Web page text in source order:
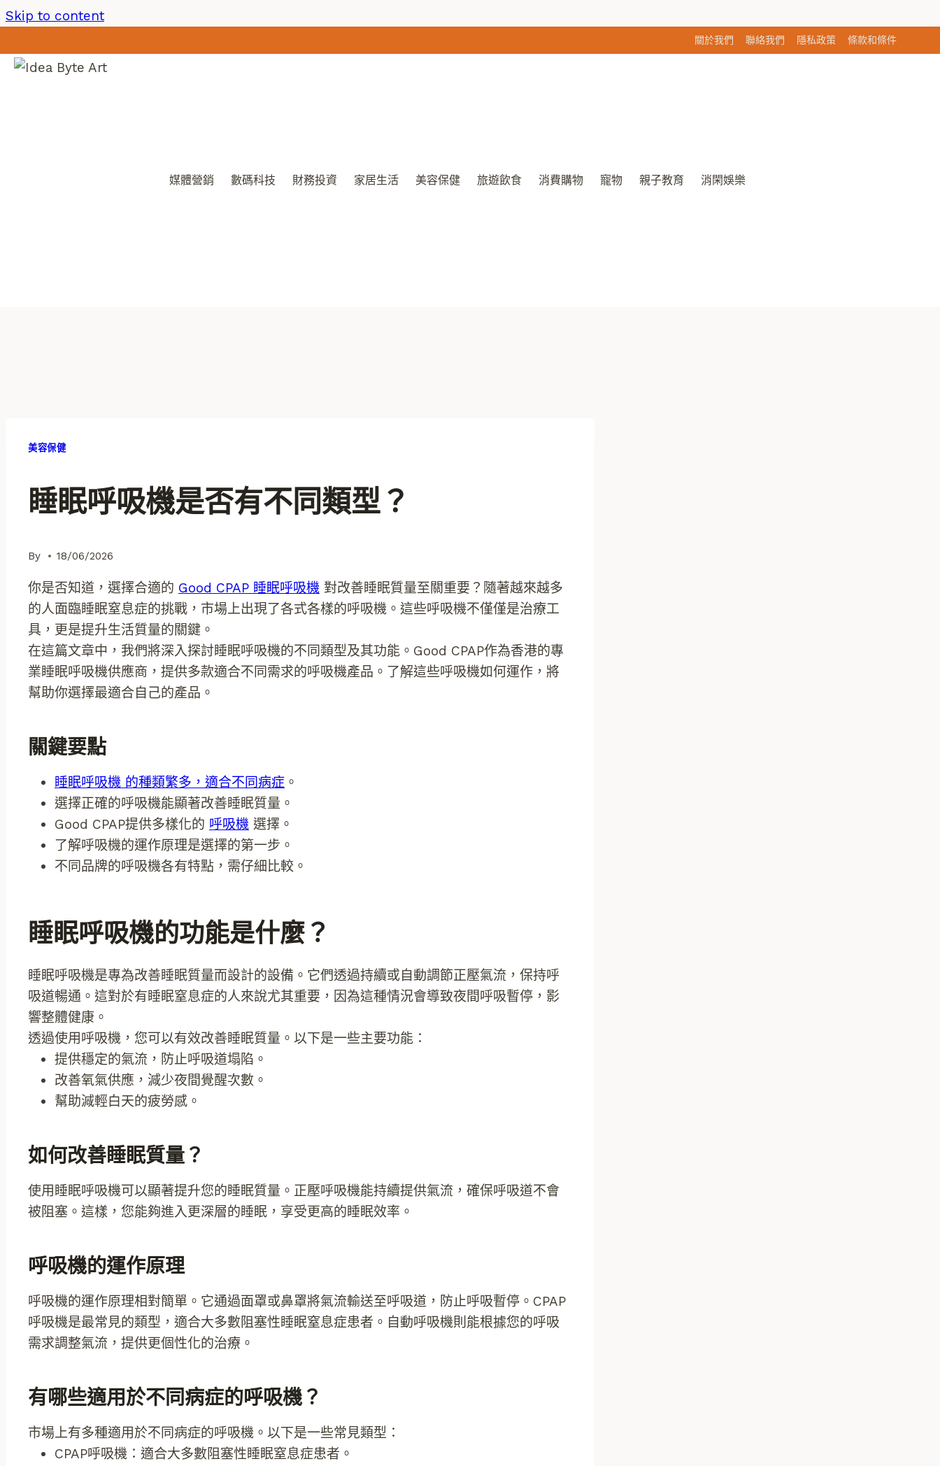
Skip to content
關於我們 聯絡我們 隱私政策 條款和條件
媒體營銷 數碼科技 財務投資 家居生活 美容保健 旅遊飲食 消費購物 寵物 親子教育 消閑娛樂
美容保健
睡眠呼吸機是否有不同類型？
By 18/06/2026
你是否知道，選擇合適的 Good CPAP 睡眠呼吸機 對改善睡眠質量至關重要？隨著越來越多
的人面臨睡眠窒息症的挑戰，市場上出現了各式各樣的呼吸機。這些呼吸機不僅僅是治療工
具，更是提升生活質量的關鍵。
在這篇文章中，我們將深入探討睡眠呼吸機的不同類型及其功能。Good CPAP作為香港的專
業睡眠呼吸機供應商，提供多款適合不同需求的呼吸機產品。了解這些呼吸機如何運作，將
幫助你選擇最適合自己的產品。
關鍵要點
睡眠呼吸機 的種類繁多，適合不同病症 。
選擇正確的呼吸機能顯著改善睡眠質量。
Good CPAP提供多樣化的 呼吸機 選擇。
了解呼吸機的運作原理是選擇的第一步。
不同品牌的呼吸機各有特點，需仔細比較。
睡眠呼吸機的功能是什麼？
睡眠呼吸機是專為改善睡眠質量而設計的設備。它們透過持續或自動調節正壓氣流，保持呼
吸道暢通。這對於有睡眠窒息症的人來說尤其重要，因為這種情況會導致夜間呼吸暫停，影
響整體健康。
透過使用呼吸機，您可以有效改善睡眠質量。以下是一些主要功能：
提供穩定的氣流，防止呼吸道塌陷。
改善氧氣供應，減少夜間覺醒次數。
幫助減輕白天的疲勞感。
如何改善睡眠質量？
使用睡眠呼吸機可以顯著提升您的睡眠質量。正壓呼吸機能持續提供氣流，確保呼吸道不會
被阻塞。這樣，您能夠進入更深層的睡眠，享受更高的睡眠效率。
呼吸機的運作原理
呼吸機的運作原理相對簡單。它通過面罩或鼻罩將氣流輸送至呼吸道，防止呼吸暫停。CPAP
呼吸機是最常見的類型，適合大多數阻塞性睡眠窒息症患者。自動呼吸機則能根據您的呼吸
需求調整氣流，提供更個性化的治療。
有哪些適用於不同病症的呼吸機？
市場上有多種適用於不同病症的呼吸機。以下是一些常見類型：
CPAP呼吸機：適合大多數阻塞性睡眠窒息症患者。